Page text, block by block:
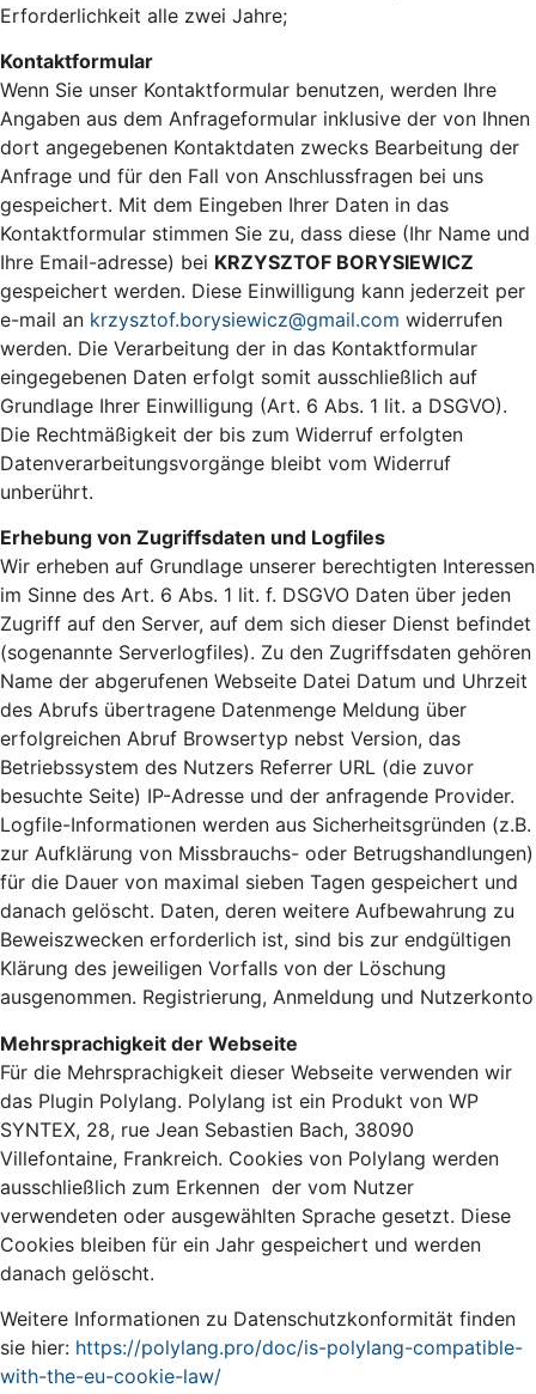
Erforderlichkeit alle zwei Jahre;
Kontaktformular
Wenn Sie unser Kontaktformular benutzen, werden Ihre
Angaben aus dem Anfrageformular inklusive der von Ihnen
dort angegebenen Kontaktdaten zwecks Bearbeitung der
Anfrage und für den Fall von Anschlussfragen bei uns
gespeichert. Mit dem Eingeben Ihrer Daten in das
Kontaktformular stimmen Sie zu, dass diese (Ihr Name und
Ihre Email-adresse) bei KRZYSZTOF BORYSIEWICZ
gespeichert werden. Diese Einwilligung kann jederzeit per
e-mail an krzysztof.borysiewicz@gmail.com widerrufen
werden. Die Verarbeitung der in das Kontaktformular
eingegebenen Daten erfolgt somit ausschließlich auf
Grundlage Ihrer Einwilligung (Art. 6 Abs. 1 lit. a DSGVO).
Die Rechtmäßigkeit der bis zum Widerruf erfolgten
Datenverarbeitungsvorgänge bleibt vom Widerruf
unberührt.
Erhebung von Zugriffsdaten und Logfiles
Wir erheben auf Grundlage unserer berechtigten Interessen
im Sinne des Art. 6 Abs. 1 lit. f. DSGVO Daten über jeden
Zugriff auf den Server, auf dem sich dieser Dienst befindet
(sogenannte Serverlogfiles). Zu den Zugriffsdaten gehören
Name der abgerufenen Webseite Datei Datum und Uhrzeit
des Abrufs übertragene Datenmenge Meldung über
erfolgreichen Abruf Browsertyp nebst Version, das
Betriebssystem des Nutzers Referrer URL (die zuvor
besuchte Seite) IP-Adresse und der anfragende Provider.
Logfile-Informationen werden aus Sicherheitsgründen (z.B.
zur Aufklärung von Missbrauchs- oder Betrugshandlungen)
für die Dauer von maximal sieben Tagen gespeichert und
danach gelöscht. Daten, deren weitere Aufbewahrung zu
Beweiszwecken erforderlich ist, sind bis zur endgültigen
Klärung des jeweiligen Vorfalls von der Löschung
ausgenommen. Registrierung, Anmeldung und Nutzerkonto
Mehrsprachigkeit der Webseite
Für die Mehrsprachigkeit dieser Webseite verwenden wir
das Plugin Polylang. Polylang ist ein Produkt von WP
SYNTEX, 28, rue Jean Sebastien Bach, 38090
Villefontaine, Frankreich. Cookies von Polylang werden
ausschließlich zum Erkennen der vom Nutzer
verwendeten oder ausgewählten Sprache gesetzt. Diese
Cookies bleiben für ein Jahr gespeichert und werden
danach gelöscht.
Weitere Informationen zu Datenschutzkonformität finden
sie hier: https://polylang.pro/doc/is-polylang-compatible-
with-the-eu-cookie-law/